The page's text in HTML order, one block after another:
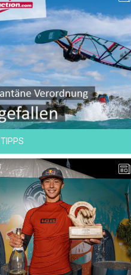
26-05-21
VIDEO
TIPPS
26-04-21
NEWS